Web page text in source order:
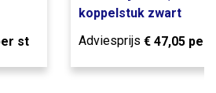
st
koppelstuk zwart
Adviesprijs € 47,05 per